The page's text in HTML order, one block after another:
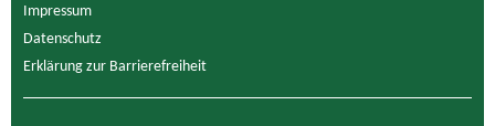
Impressum
Datenschutz
Erklärung zur Barrierefreiheit